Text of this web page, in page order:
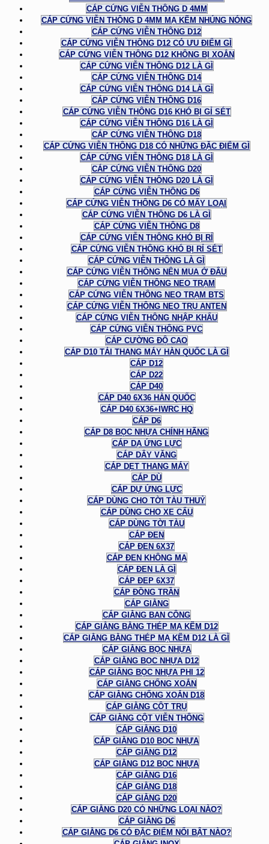
CÁP CỨNG VIỄN THÔNG D 4MM
CÁP CỨNG VIỄN THÔNG D 4MM MẠ KẼM NHÚNG NÓNG
CÁP CỨNG VIỄN THÔNG D12
CÁP CỨNG VIỄN THÔNG D12 CÓ ƯU ĐIỂM GÌ
CÁP CỨNG VIỄN THÔNG D12 KHÔNG BỊ XOẮN
CÁP CỨNG VIỄN THÔNG D12 LÀ GÌ
CÁP CỨNG VIỄN THÔNG D14
CÁP CỨNG VIỄN THÔNG D14 LÀ GÌ
CÁP CỨNG VIỄN THÔNG D16
CÁP CỨNG VIỄN THÔNG D16 KHÓ BỊ GỈ SÉT
CÁP CỨNG VIỄN THÔNG D16 LÀ GÌ
CÁP CỨNG VIỄN THÔNG D18
CÁP CỨNG VIỄN THÔNG D18 CÓ NHỮNG ĐẶC ĐIỂM GÌ
CÁP CỨNG VIỄN THÔNG D18 LÀ GÌ
CÁP CỨNG VIỄN THÔNG D20
CÁP CỨNG VIỄN THÔNG D20 LÀ GÌ
CÁP CỨNG VIỄN THÔNG D6
CÁP CỨNG VIỄN THÔNG D6 CÓ MẤY LOẠI
CÁP CỨNG VIỄN THÔNG D6 LÀ GÌ
CÁP CỨNG VIỄN THÔNG D8
CÁP CỨNG VIỄN THÔNG KHÓ BỊ RỈ
CÁP CỨNG VIỄN THÔNG KHÓ BỊ RỈ SÉT
CÁP CỨNG VIỄN THÔNG LÀ GÌ
CÁP CỨNG VIỄN THÔNG NÊN MUA Ở ĐÂU
CÁP CỨNG VIỄN THÔNG NEO TRẠM
CÁP CỨNG VIỄN THÔNG NEO TRẠM BTS
CÁP CỨNG VIỄN THÔNG NEO TRỤ ANTEN
CÁP CỨNG VIỄN THÔNG NHẬP KHẨU
CÁP CỨNG VIỄN THÔNG PVC
CÁP CƯỜNG ĐỘ CAO
CÁP D10 TẢI THANG MÁY HÀN QUỐC LÀ GÌ
CÁP D12
CÁP D22
CÁP D40
CÁP D40 6X36 HÀN QUỐC
CÁP D40 6X36+IWRC HQ
CÁP D6
CÁP D8 BỌC NHỰA CHÍNH HÃNG
CÁP DẠ ỨNG LỰC
CÁP DÂY VĂNG
CÁP DẸT THANG MÁY
CÁP DÙ
CÁP DỰ ỨNG LỰC
CÁP DÙNG CHO TỜI TÀU THUỶ
CÁP DÙNG CHO XE CẨU
CÁP DÙNG TỜI TÀU
CÁP ĐEN
CÁP ĐEN 6X37
CÁP ĐEN KHÔNG MẠ
CÁP ĐEN LÀ GÌ
CÁP ĐEP 6X37
CÁP ĐỒNG TRẦN
CÁP GIẰNG
CÁP GIẰNG BAN CÔNG
CÁP GIẰNG BẰNG THÉP MẠ KẼM D12
CÁP GIẰNG BẰNG THÉP MẠ KẼM D12 LÀ GÌ
CÁP GIẰNG BỌC NHỰA
CÁP GIẰNG BỌC NHỰA D12
CÁP GIẰNG BỌC NHỰA PHI 12
CÁP GIẰNG CHỐNG XOẮN
CÁP GIẰNG CHỐNG XOẮN D18
CÁP GIẰNG CỘT TRỤ
CÁP GIẰNG CỘT VIỄN THÔNG
CÁP GIẰNG D10
CÁP GIẰNG D10 BỌC NHỰA
CÁP GIẰNG D12
CÁP GIẰNG D12 BỌC NHỰA
CÁP GIẰNG D16
CÁP GIẰNG D18
CÁP GIẰNG D20
CÁP GIẰNG D20 CÓ NHỮNG LOẠI NÀO?
CÁP GIẰNG D6
CÁP GIẰNG D6 CÓ ĐẶC ĐIỂM NỔI BẬT NÀO?